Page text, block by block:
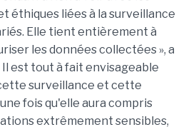
éthiques liées à la surveillance
Elle tient entièrement à
les données collectées », a
Il est tout à fait envisageable
surveillance et cette
fois qu'elle aura compris
extrêmement sensibles,